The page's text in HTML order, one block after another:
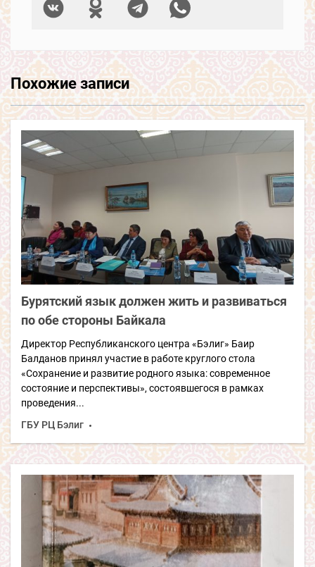
Похожие записи
Бурятский язык должен жить и развиваться
по обе стороны Байкала
Директор Республиканского центра «Бэлиг» Баир
Балданов принял участие в работе круглого стола
«Сохранение и развитие родного языка: современное
состояние и перспективы», состоявшегося в рамках
проведения...
ГБУ РЦ Бэлиг